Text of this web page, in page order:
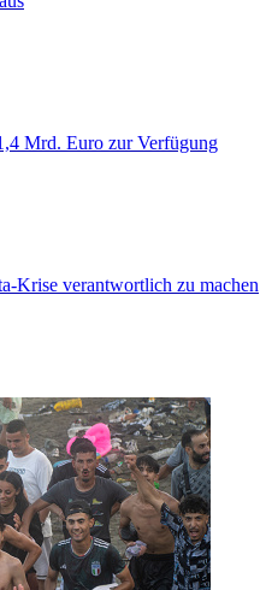
Mrd. Euro zur Verfügung
Krise verantwortlich zu machen